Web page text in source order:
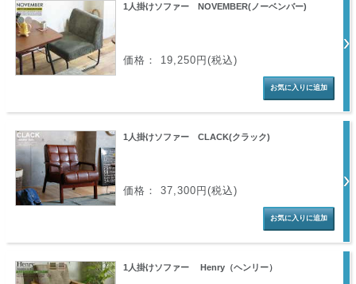
1人掛けソファー NOVEMBER(ノーベンバー)
価格： 19,250円(税込)
1人掛けソファー CLACK(クラック)
価格： 37,300円(税込)
1人掛けソファー Henry（ヘンリー）